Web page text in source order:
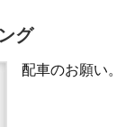
グ
配車のお願い。